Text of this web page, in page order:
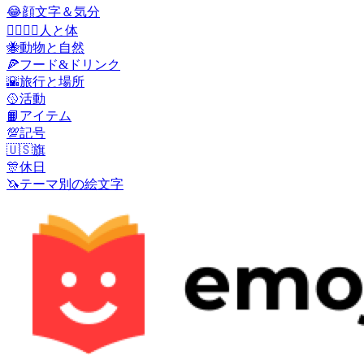
😂顔文字＆気分
👩‍❤️‍💋‍👨 人と体
🐝動物と自然
🍕フード&ドリンク
🌇旅行と場所
🥎活動
📙 アイテム
💯記号
🇺🇸旗
🎊休日
🦄テーマ別の絵文字